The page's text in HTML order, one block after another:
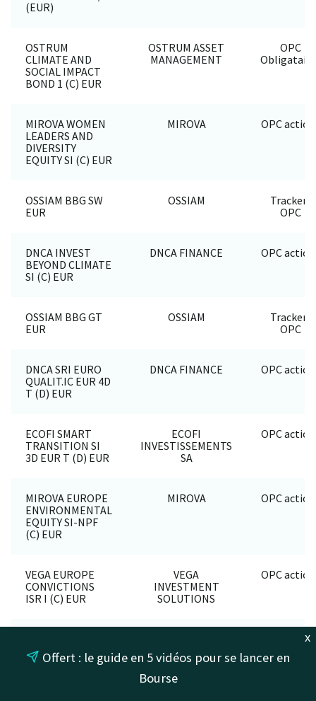
(EUR)
OSTRUM
CLIMATE AND
SOCIAL IMPACT
BOND 1 (C) EUR
OSTRUM ASSET
MANAGEMENT
OPC
MIROVA WOMEN
LEADERS AND
DIVERSITY
EQUITY SI (C) EUR
MIROVA OPC
OSSIAM BBG SW
EUR
OSSIAM
Trackers
OPC
DNCA INVEST
BEYOND CLIMATE
SI (C) EUR
DNCA FINANCE OPC
OSSIAM BBG GT
EUR
OSSIAM
Trackers
OPC
DNCA SRI EURO
QUALIT.IC EUR 4D
T (D) EUR
DNCA FINANCE OPC
ECOFI SMART
TRANSITION SI
3D EUR T (D) EUR
ECOFI
INVESTISSEMENTS
SA
OPC
MIROVA EUROPE
ENVIRONMENTAL
EQUITY SI-NPF
(C) EUR
MIROVA OPC
VEGA EUROPE
CONVICTIONS
ISR I (C) EUR
VEGA
INVESTMENT
SOLUTIONS
OPC
BEYOND
SEMPEROSA SI
OPC
x
Offert : le guide en 5 vidéos pour se lancer en
Bourse